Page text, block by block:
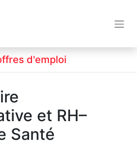
d'emploi
et RH–
Santé